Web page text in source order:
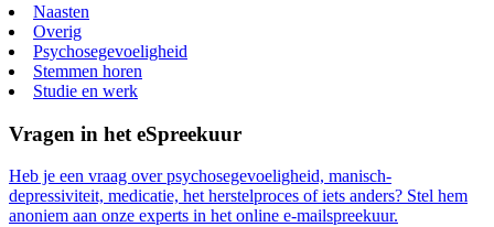
Naasten
Overig
Psychosegevoeligheid
Stemmen horen
Studie en werk
Vragen in het eSpreekuur
Heb je een vraag over psychosegevoeligheid, manisch-
depressiviteit, medicatie, het herstelproces of iets anders? Stel hem
anoniem aan onze experts in het online e-mailspreekuur.